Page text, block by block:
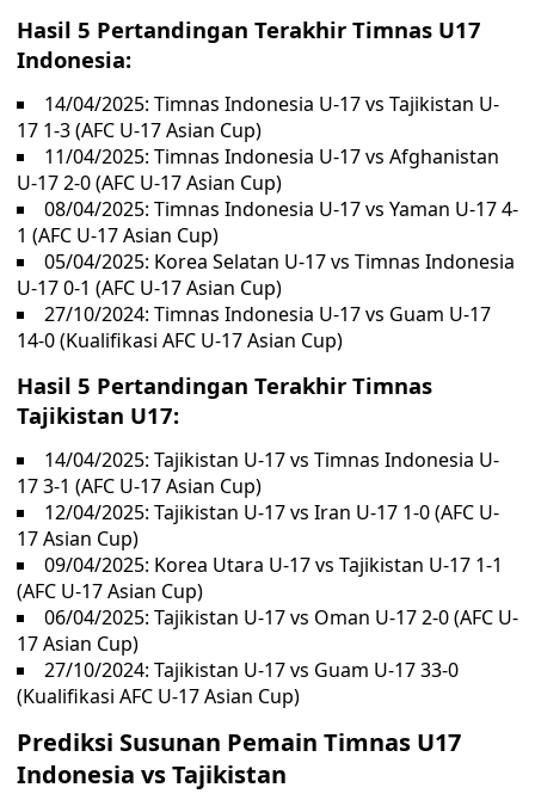
Hasil 5 Pertandingan Terakhir Timnas U17
Indonesia:
14/04/2025: Timnas Indonesia U-17 vs Tajikistan U-
17 1-3 (AFC U-17 Asian Cup)
11/04/2025: Timnas Indonesia U-17 vs Afghanistan
U-17 2-0 (AFC U-17 Asian Cup)
08/04/2025: Timnas Indonesia U-17 vs Yaman U-17 4-
1 (AFC U-17 Asian Cup)
05/04/2025: Korea Selatan U-17 vs Timnas Indonesia
U-17 0-1 (AFC U-17 Asian Cup)
27/10/2024: Timnas Indonesia U-17 vs Guam U-17
14-0 (Kualifikasi AFC U-17 Asian Cup)
Hasil 5 Pertandingan Terakhir Timnas
Tajikistan U17:
14/04/2025: Tajikistan U-17 vs Timnas Indonesia U-
17 3-1 (AFC U-17 Asian Cup)
12/04/2025: Tajikistan U-17 vs Iran U-17 1-0 (AFC U-
17 Asian Cup)
09/04/2025: Korea Utara U-17 vs Tajikistan U-17 1-1
(AFC U-17 Asian Cup)
06/04/2025: Tajikistan U-17 vs Oman U-17 2-0 (AFC U-
17 Asian Cup)
27/10/2024: Tajikistan U-17 vs Guam U-17 33-0
(Kualifikasi AFC U-17 Asian Cup)
Prediksi Susunan Pemain Timnas U17
Indonesia vs Tajikistan